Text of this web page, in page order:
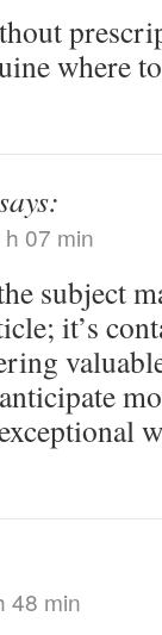
where
07 min
subject
it’s
48 min